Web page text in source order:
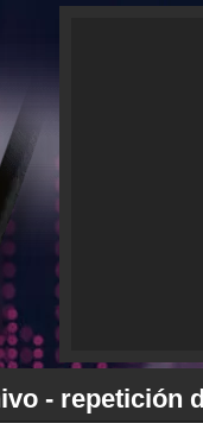
- repetición